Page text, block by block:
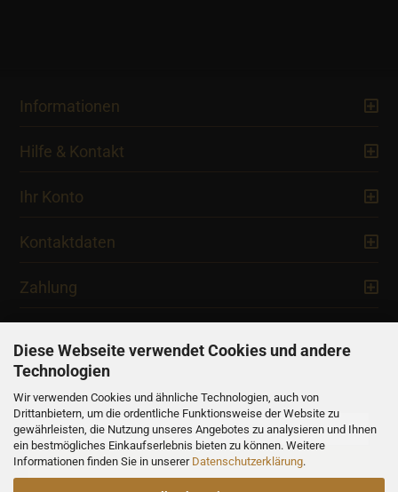
Diese Webseite verwendet Cookies und andere
Technologien
Wir verwenden Cookies und ähnliche Technologien, auch von
Drittanbietern, um die ordentliche Funktionsweise der Website zu
gewährleisten, die Nutzung unseres Angebotes zu analysieren und Ihnen
ein bestmögliches Einkaufserlebnis bieten zu können. Weitere
Informationen finden Sie in unserer Datenschutzerklärung.
Informationen
Hilfe & Kontakt
Ihr Konto
Kontaktdaten
Zahlung
Newsletter